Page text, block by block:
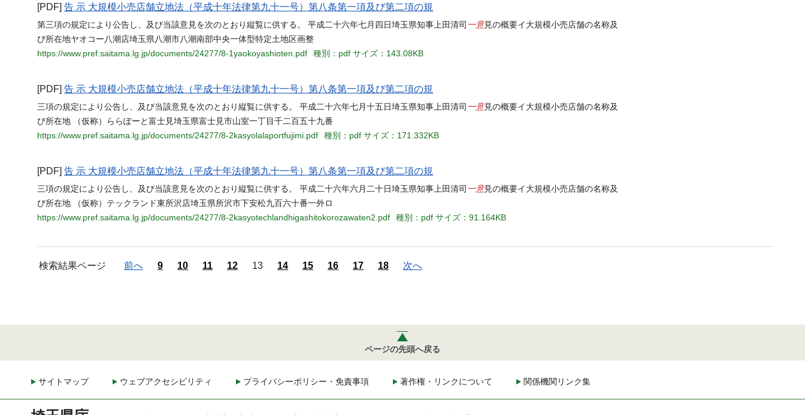
[PDF] 告 示 大規模小売店舗立地法（平成十年法律第九十一号）第八条第一項及び第二項の規
第三項の規定により公告し、及び当該意見を次のとおり縦覧に供する。 平成二十六年七月四日埼玉県知事上田清司 一意見の概要イ大規模小売店舗の名称及
び所在地ヤオコー八潮店埼玉県八潮市八潮南部中央一体型特定土地区画整
https://www.pref.saitama.lg.jp/documents/24277/8-1yaokoyashioten.pdf
種別：pdf サイズ：143.08KB
[PDF] 告 示 大規模小売店舗立地法（平成十年法律第九十一号）第八条第一項及び第二項の規
三項の規定により公告し、及び当該意見を次のとおり縦覧に供する。 平成二十六年七月十五日埼玉県知事上田清司 一意見の概要イ大規模小売店舗の名称及
び所在地 （仮称）ららぽーと富士見埼玉県富士見市山室一丁目千二百五十九番
https://www.pref.saitama.lg.jp/documents/24277/8-2kasyolalaportfujimi.pdf
種別：pdf サイズ：171.332KB
[PDF] 告 示 大規模小売店舗立地法（平成十年法律第九十一号）第八条第一項及び第二項の規
三項の規定により公告し、及び当該意見を次のとおり縦覧に供する。 平成二十六年六月二十日埼玉県知事上田清司 一意見の概要イ大規模小売店舗の名称及
び所在地 （仮称）テックランド東所沢店埼玉県所沢市下安松九百六十番一外ロ
https://www.pref.saitama.lg.jp/documents/24277/8-2kasyotechlandhigashitokorozawaten2.pdf
種別：pdf サイズ：91.164KB
検索結果ページ 前へ 9 10 11 12 13 14 15 16 17 18 次へ
ページの先頭へ戻る
サイトマップ ウェブアクセシビリティ プライバシーポリシー・免責事項 著作権・リンクについて 関係機関リンク集